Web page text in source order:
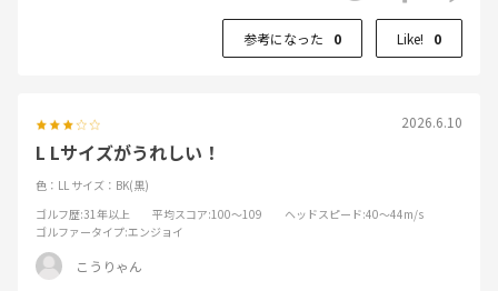
参考になった 0 Like! 0
2026.6.10
L Lサイズがうれしい！
色：LL サイズ：BK(黒)
ゴルフ歴:31年以上 平均スコア:100～109 ヘッドスピード:40～44m/s
ゴルファータイプ:エンジョイ
こうりゃん